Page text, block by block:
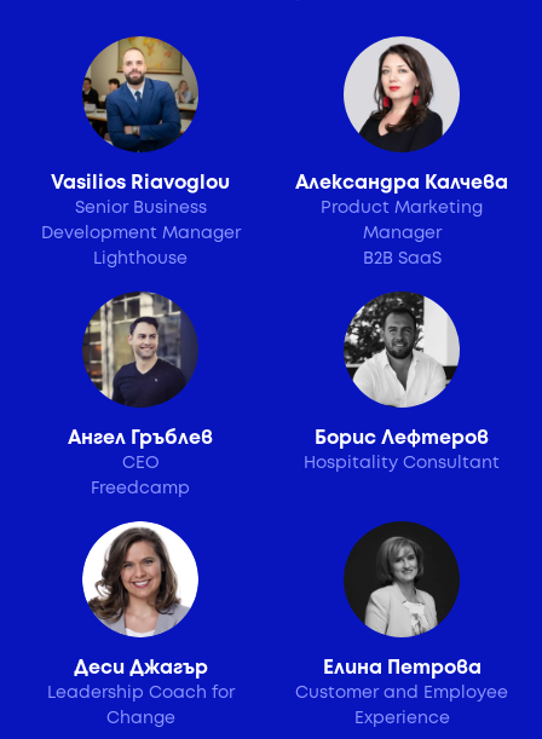
Vasilios Riavoglou
Senior Business
Development Manager
Lighthouse
Александра Калчева
Product Marketing
Manager
B2B SaaS
Ангел Гръблев
CEO
Freedcamp
Борис Лефтеров
Hospitality Consultant
Деси Джагър
Leadership Coach for
Change
Елина Петрова
Customer and Employee
Experience